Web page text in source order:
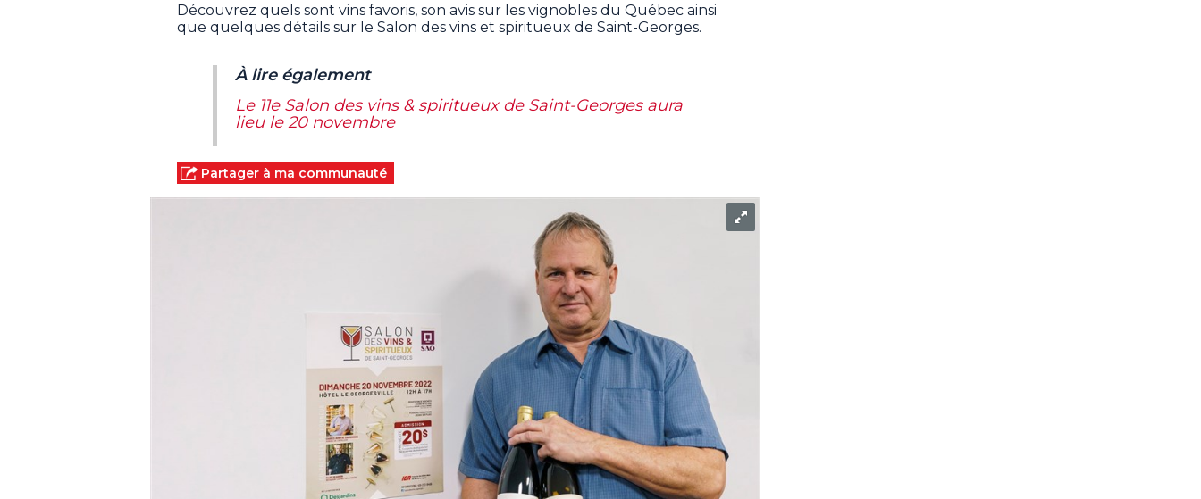
Découvrez quels sont vins favoris, son avis sur les vignobles du Québec ainsi
que quelques détails sur le Salon des vins et spiritueux de Saint-Georges.
À lire également
Le 11e Salon des vins & spiritueux de Saint-Georges aura
lieu le 20 novembre
Partager à ma communauté